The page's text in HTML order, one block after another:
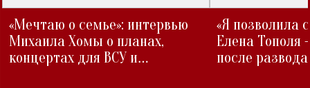
«Мечтаю о семье»: интервью
Михаила Хомы о планах,
концертах для ВСУ и
«Я позволила
Елена Тополя
после развода